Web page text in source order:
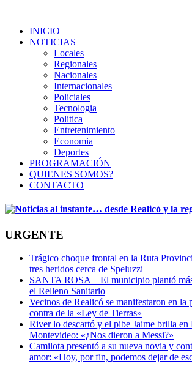
INICIO
NOTICIAS
Locales
Regionales
Nacionales
Internacionales
Policiales
Tecnologia
Politica
Entretenimiento
Economia
Deportes
PROGRAMACIÓN
QUIENES SOMOS?
CONTACTO
URGENTE
Trágico choque frontal en la Ruta
tres heridos cerca de Speluzzi
SANTA ROSA – El municipio plantó
el Relleno Sanitario
Vecinos de Realicó se manifestaron en la
contra de la «Ley de Tierras»
River lo descartó y el pibe Jaime brilla en
Montevideo: «¿Nos dieron a Messi?»
Camilota presentó a su nueva novia y
amor: «Hoy, por fin, podemos dejar de